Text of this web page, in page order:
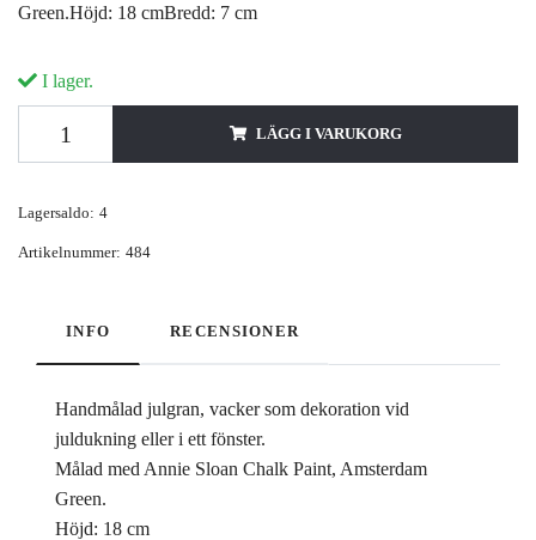
Green.Höjd: 18 cmBredd: 7 cm
I lager.
LÄGG I VARUKORG
Lagersaldo: 4
Artikelnummer: 484
INFO RECENSIONER
Handmålad julgran, vacker som dekoration vid
juldukning eller i ett fönster.
Målad med Annie Sloan Chalk Paint, Amsterdam
Green.
Höjd: 18 cm